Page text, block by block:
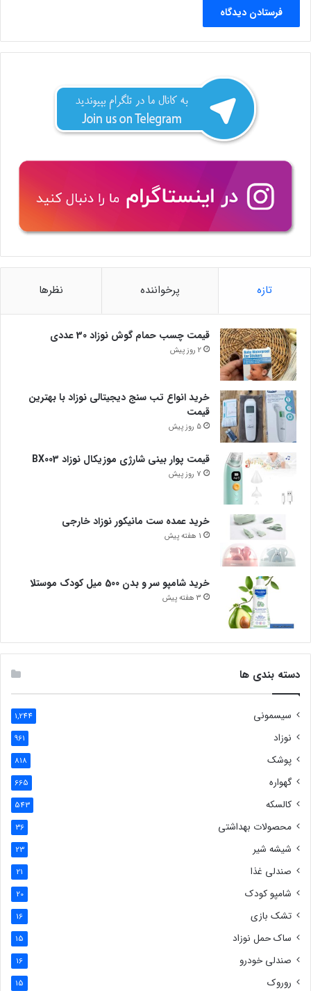
تازه پرخواننده نظرها
قیمت چسب حمام گوش نوزاد 30 عددی
2 روز پیش
خرید انواع تب سنج دیجیتالی نوزاد با بهترین
قیمت
5 روز پیش
قیمت پوار بینی شارژی موزیکال نوزاد BX003
7 روز پیش
خرید عمده ست مانیکور نوزاد خارجی
1 هفته پیش
خرید شامپو سر و بدن 500 میل کودک موستلا
3 هفته پیش
دسته بندی ها
سیسمونی 1,244
نوزاد 961
پوشک 818
گهواره 665
کالسکه 543
محصولات بهداشتی 36
شیشه شیر 23
صندلی غذا 21
شامپو کودک 20
تشک بازی 16
ساک حمل نوزاد 15
صندلی خودرو 16
روروک 15